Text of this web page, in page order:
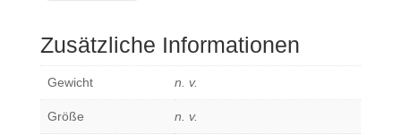
Zusätzliche Informationen
Gewicht n. v.
Größe n. v.